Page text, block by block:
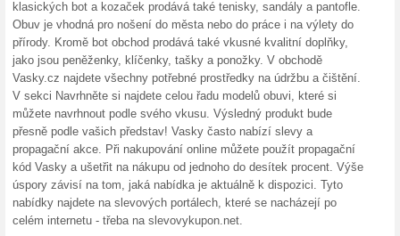
500 Kč / 60 €, za dopravu
dopravy přes e-shop a
Dárkové poukazy na
100% fungovalo